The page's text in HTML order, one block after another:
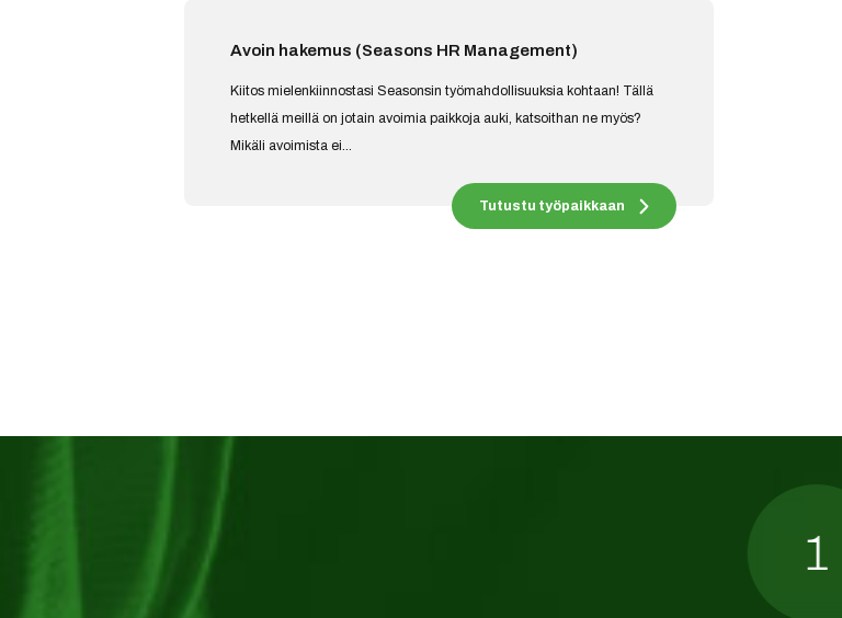
Avoin hakemus (Seasons HR Management)
Kiitos mielenkiinnostasi Seasonsin työmahdollisuuksia kohtaan! Tällä
hetkellä meillä on jotain avoimia paikkoja auki, katsoithan ne myös?
Mikäli avoimista ei...
Tutustu työpaikkaan
1